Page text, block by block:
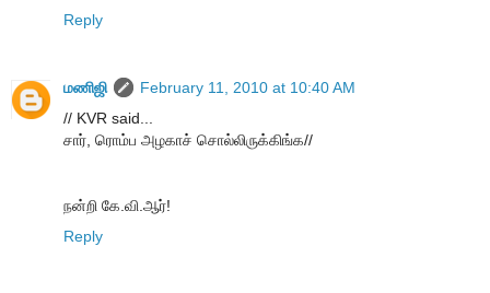
Reply
மணிஜி
February 11, 2010 at 10:40 AM
// KVR said...
சார், ரொம்ப அழகாச் சொல்லிருக்கிங்க//
நன்றி கே.வி.ஆர்!
Reply